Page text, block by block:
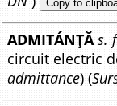
Copy to
ADMITÁNȚĂ s.
circuit electric
admittance) (